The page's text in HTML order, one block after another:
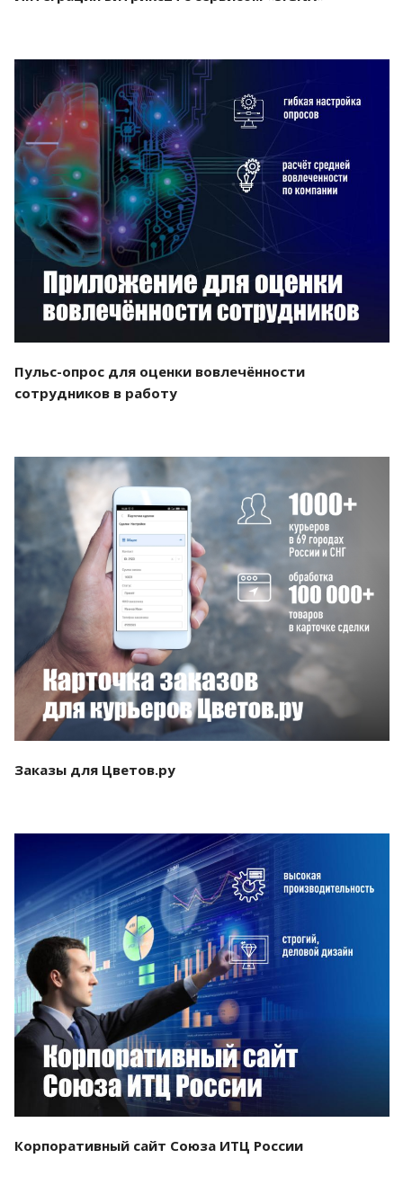
Смотреть проект
Пульс-опрос для оценки вовлечённости
сотрудников в работу
Смотреть проект
Заказы для Цветов.ру
Смотреть проект
Корпоративный сайт Союза ИТЦ России